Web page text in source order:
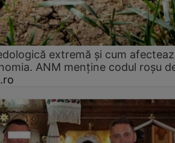
extremă și cum
ANM menține codul roșu